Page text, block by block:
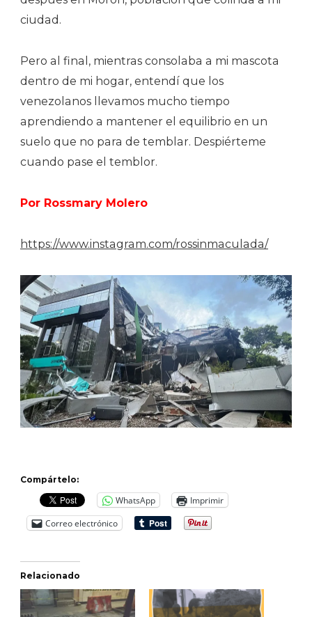
ciudad.
Pero al final, mientras consolaba a mi mascota
dentro de mi hogar, entendí que los
venezolanos llevamos mucho tiempo
aprendiendo a mantener el equilibrio en un
suelo que no para de temblar. Despiérteme
cuando pase el temblor.
Por Rossmary Molero
https://www.instagram.com/rossinmaculada/
Compártelo:
WhatsApp
Imprimir
Correo electrónico
Relacionado